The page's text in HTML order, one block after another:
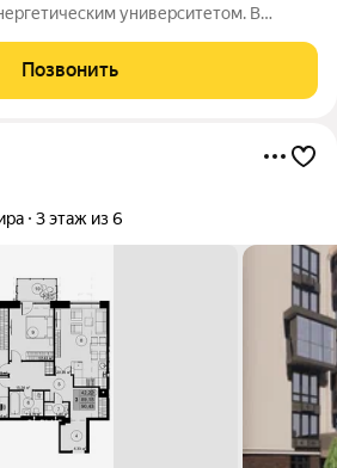
университетом. В
магазины: "Магнит", "Пятёрочка",
в доме
Позвонить
3 этаж из 6